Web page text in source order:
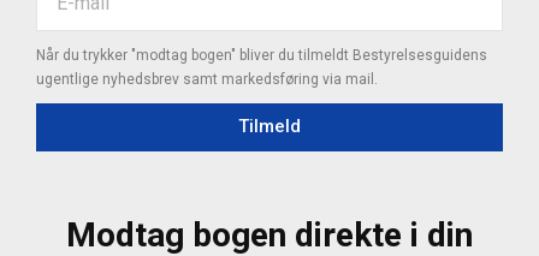
Når du trykker "modtag bogen" bliver du tilmeldt Bestyrelsesguidens
ugentlige nyhedsbrev samt markedsføring via mail.
Tilmeld
Modtag bogen direkte i din